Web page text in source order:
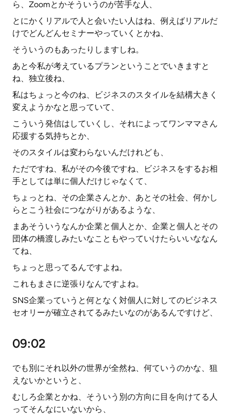
ら、Zoomとかそういうのが苦手な人、
とにかくリアルで人と会いたい人はね、例えばリアルだ
けでどんどんセミナーやっていくとかね、
そういうのもあったりしますしね。
あと今私が考えているプランということでいきますと
ね、独立後ね、
私はちょっと今のね、ビジネスのスタイルを結構大きく
変えようかなと思っていて、
こういう発信はしていくし、それによってワンママさん
応援する気持ちとか、
そのスタイルは変わらないんだけれども、
ただですね、私がその今後ですね、ビジネスをするお相
手としては単に個人だけじゃなくて、
ちょっとね、その企業さんとか、あとその社会、何かし
らとこう社会につながりがあるような、
まあそういうなんか企業と個人とか、企業と個人とその
団体の橋渡しみたいなこともやっていけたらいいななん
てね、
ちょっと思ってるんですよね。
これもまさに逆張りなんですよね。
SNS企業っていうと何となく対個人に対してのビジネス
セオリーが確立されてるみたいなのがあるんですけど、
09:02
でも別にそれ以外の世界が全然ね、何ていうのかな、狙
えないかというと、
むしろ企業とかね、そういう別の方向に目を向けてる人
ってそんなにいないから、